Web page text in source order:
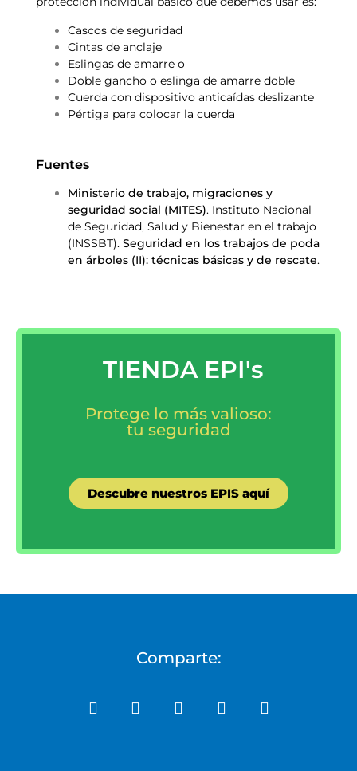
Cascos de seguridad
Cintas de anclaje
Eslingas de amarre o
Doble gancho o eslinga de amarre doble
Cuerda con dispositivo anticaídas deslizante
Pértiga para colocar la cuerda
Fuentes
Ministerio de trabajo, migraciones y
seguridad social (MITES). Instituto Nacional
de Seguridad, Salud y Bienestar en el trabajo
(INSSBT). Seguridad en los trabajos de poda
en árboles (II): técnicas básicas y de rescate.
TIENDA EPI's
Protege lo más valioso:
tu seguridad
Descubre nuestros EPIS aquí
Comparte: